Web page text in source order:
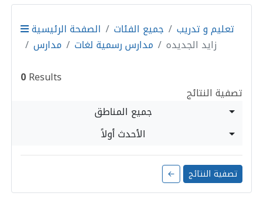
الصفحة الرئيسية جميع الفئات
تعليم و تدريب
مدارس
مدارس رسمية لغات
زايد الجديده
0Results
تصفية النتائج
جميع المناطق
الأحدث أولاً
← تصفية النتائج